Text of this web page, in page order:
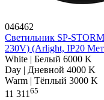
046462
Светильник SP-
230V) (Arlight, IP20
White | Белый 6000 K
Day | Дневной 4000 K
Warm | Тёплый 3000 K
11 31165